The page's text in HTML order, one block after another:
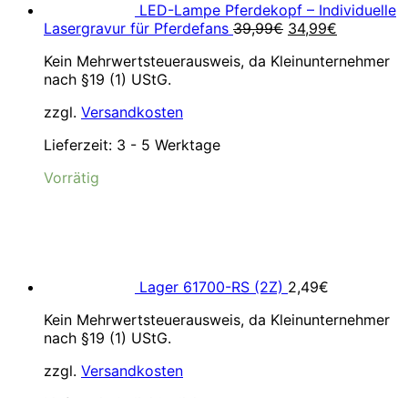
LED-Lampe Pferdekopf – Individuelle
Lasergravur für Pferdefans 39,99€ Ursprünglicher
war:
34,99€
ist:
Kein Mehrwertsteuerausweis, da Kleinunternehmer
nach §19 (1) UStG.
zzgl. Versandkosten
Lieferzeit: 3 - 5 Werktage
Vorrätig
Lager 61700-RS (2Z) 2,49€
Kein Mehrwertsteuerausweis, da Kleinunternehmer
nach §19 (1) UStG.
zzgl. Versandkosten